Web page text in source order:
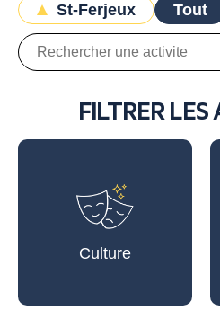
St-Ferjeux
Tout
FILTRER LES
Culture